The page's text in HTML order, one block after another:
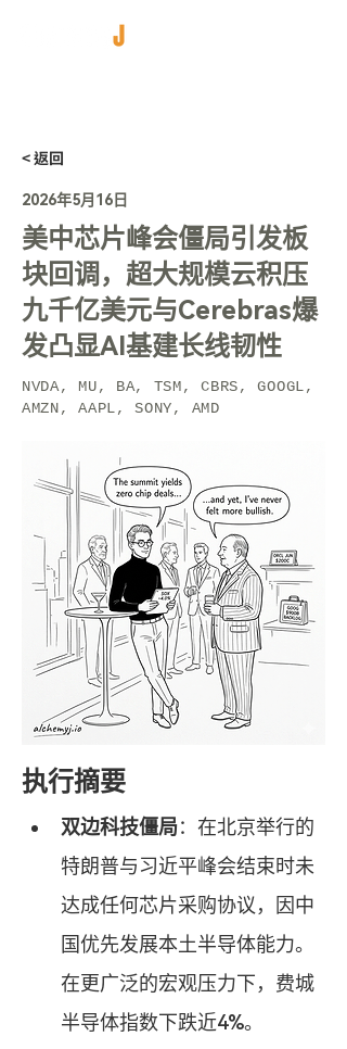
< 返回
2026年5月16日
美中芯片峰会僵局引发板
块回调，超大规模云积压
九千亿美元与Cerebras爆
发凸显AI基建长线韧性
NVDA, MU, BA, TSM, CBRS, GOOGL,
AMZN, AAPL, SONY, AMD
执行摘要
双边科技僵局：在北京举行的
特朗普与习近平峰会结束时未
达成任何芯片采购协议，因中
国优先发展本土半导体能力。
在更广泛的宏观压力下，费城
半导体指数下跌近4%。